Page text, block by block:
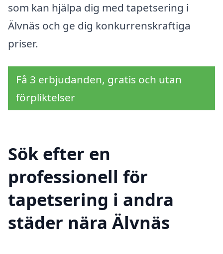
som kan hjälpa dig med tapetsering i
Älvnäs och ge dig konkurrenskraftiga
priser.
Få 3 erbjudanden, gratis och utan
förpliktelser
Sök efter en
professionell för
tapetsering i andra
städer nära Älvnäs